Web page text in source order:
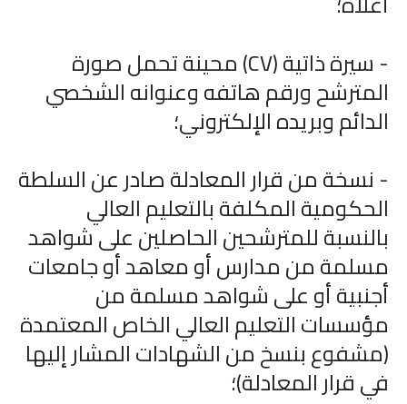
- سيرة ذاتية (CV) محينة تحمل صورة
المترشح ورقم هاتفه وعنوانه الشخصي
الدائم وبريده الإلكتروني؛
- نسخة من قرار المعادلة صادر عن السلطة
الحكومية المكلفة بالتعليم العالي
بالنسبة للمترشحين الحاصلين على شواهد
مسلمة من مدارس أو معاهد أو جامعات
أجنبية أو على شواهد مسلمة من
مؤسسات التعليم العالي الخاص المعتمدة
(مشفوع بنسخ من الشهادات المشار إليها
في قرار المعادلة)؛